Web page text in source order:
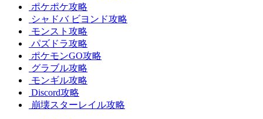
ポケポケ攻略
シャドバ ビヨンド攻略
モンスト攻略
パズドラ攻略
ポケモンGO攻略
グラブル攻略
モンギル攻略
Discord攻略
崩壊スターレイル攻略